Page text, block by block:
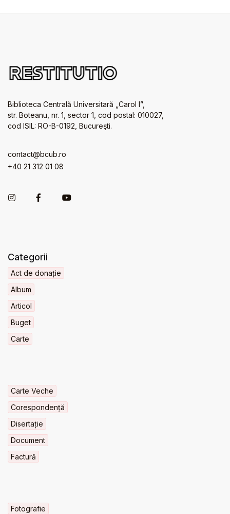
Biblioteca Centrală Universitară „Carol I”,
str. Boteanu, nr. 1, sector 1, cod postal: 010027,
cod ISIL: RO-B-0192, Bucureşti.
contact@bcub.ro
+40 21 312 01 08
Categorii
Act de donație
Album
Articol
Buget
Carte
Carte Veche
Corespondență
Disertație
Document
Factură
Fotografie